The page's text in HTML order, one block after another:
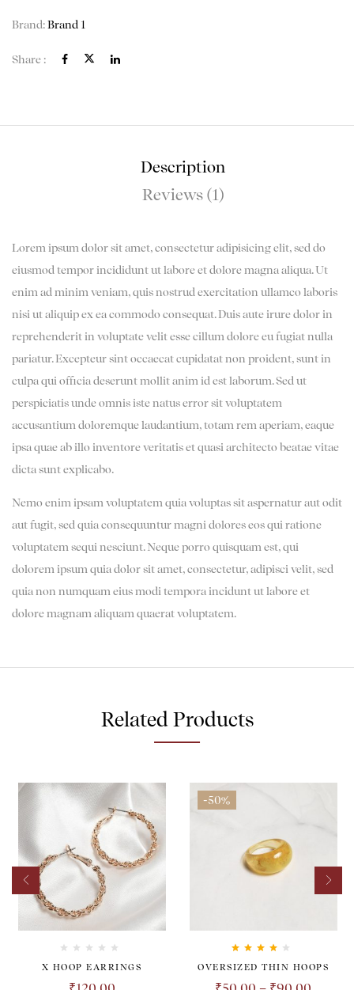
Brand:Brand 1
Share :
Description
Reviews (1)
Lorem ipsum dolor sit amet, consectetur adipisicing elit, sed do
eiusmod tempor incididunt ut labore et dolore magna aliqua. Ut
enim ad minim veniam, quis nostrud exercitation ullamco laboris
nisi ut aliquip ex ea commodo consequat. Duis aute irure dolor in
reprehenderit in voluptate velit esse cillum dolore eu fugiat nulla
pariatur. Excepteur sint occaecat cupidatat non proident, sunt in
culpa qui officia deserunt mollit anim id est laborum. Sed ut
perspiciatis unde omnis iste natus error sit voluptatem
accusantium doloremque laudantium, totam rem aperiam, eaque
ipsa quae ab illo inventore veritatis et quasi architecto beatae vitae
dicta sunt explicabo.
Nemo enim ipsam voluptatem quia voluptas sit aspernatur aut odit
aut fugit, sed quia consequuntur magni dolores eos qui ratione
voluptatem sequi nesciunt. Neque porro quisquam est, qui
dolorem ipsum quia dolor sit amet, consectetur, adipisci velit, sed
quia non numquam eius modi tempora incidunt ut labore et
dolore magnam aliquam quaerat voluptatem.
Related Products
X HOOP EARRINGS
-50%
Rated 4.00
out of 5
OVERSIZED THIN HOOPS